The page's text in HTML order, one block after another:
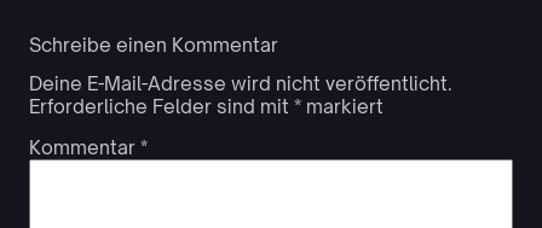
Schreibe einen Kommentar
Deine E-Mail-Adresse wird nicht veröffentlicht.
Erforderliche Felder sind mit * markiert
Kommentar *